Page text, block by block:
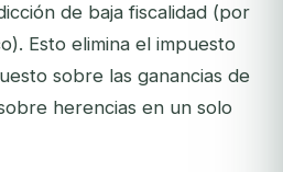
de baja fiscalidad (por
Esto elimina el impuesto
sobre las ganancias de
herencias en un solo